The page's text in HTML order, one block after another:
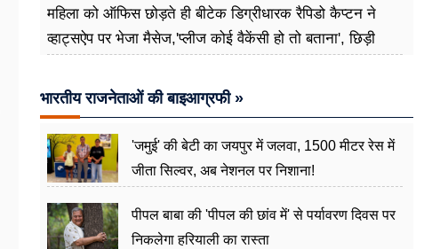
महिला को ऑफिस छोड़ते ही बीटेक डिग्रीधारक रैपिडो कैप्टन ने
व्हाट्सऐप पर भेजा मैसेज,'प्लीज कोई वैकेंसी हो तो बताना', छिड़ी
भारतीय राजनेताओं की बाइआग्रफी »
'जमुई' की बेटी का जयपुर में जलवा, 1500 मीटर रेस में
जीता सिल्वर, अब नेशनल पर निशाना!
पीपल बाबा की 'पीपल की छांव में' से पर्यावरण दिवस पर
निकलेगा हरियाली का रास्ता